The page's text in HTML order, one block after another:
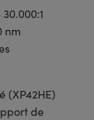
nm
(XP42HE)
de